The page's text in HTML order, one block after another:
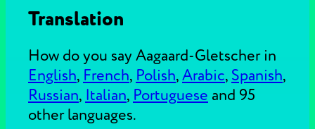
Translation
How do you say Aagaard-Gletscher in
English, French, Polish,Arabic, Spanish,
Russian, Italian, Portuguese and 95
other languages.